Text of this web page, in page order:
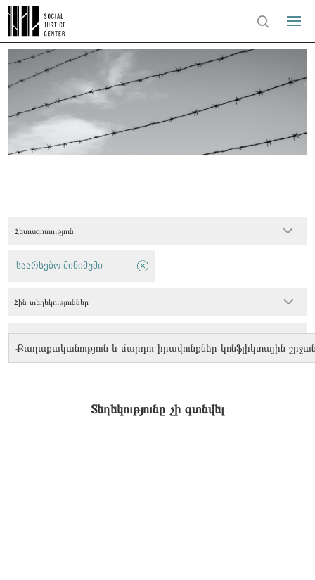
Հետազոտություն
Քաղաքականություն և մարդու իրավունքներ կոնֆլիկտային
საარსებო მინიმუმი
Հին տեղեկություններ
Տեղեկությունը չի գտնվել